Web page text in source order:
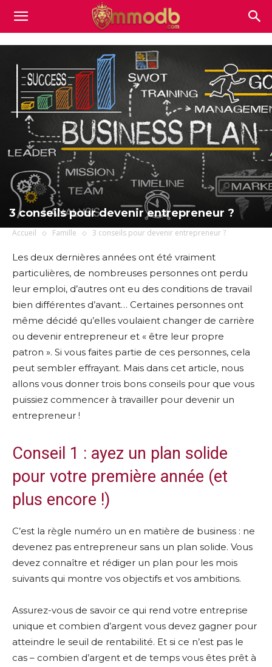
Mmodb.com
3 conseils pour devenir entrepreneur ?
Accueil Famille 3 conseils pour devenir entrepreneur ?
Les deux dernières années ont été vraiment
particulières, de nombreuses personnes ont perdu
leur emploi, d’autres ont eu des conditions de travail
bien différentes d’avant… Certaines personnes ont
même décidé qu’elles voulaient changer de carrière
ou devenir entrepreneur et « être leur propre
patron ». Si vous faites partie de ces personnes, cela
peut sembler effrayant. Mais dans cet article, nous
allons vous donner trois bons conseils pour que vous
puissiez commencer à travailler pour devenir un
entrepreneur !
Conseil 1 : ayez un plan solide
pour votre première année (et
plus encore !)
C’est la règle numéro un en matière de business : ne
devenez pas entrepreneur sans un plan solide. Vous
devez connaître et rédiger un plan pour les mois
suivants qui montre vos objectifs et vos ambitions.
Assurez-vous de savoir ce qui rend votre entreprise
unique et combien d’argent vous devez gagner pour
atteindre le seuil de rentabilité. Et si ce n’est pas le
cas – combien d’argent et de temps vous êtes prêt à